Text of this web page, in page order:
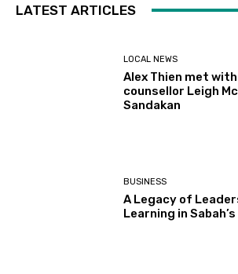
LATEST ARTICLES
LOCAL NEWS
Alex Thien met
counsellor Leigh
Sandakan
BUSINESS
A Legacy of
Learning in